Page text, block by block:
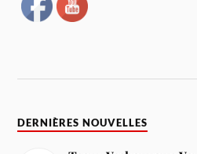
DERNIÈRES NOUVELLES